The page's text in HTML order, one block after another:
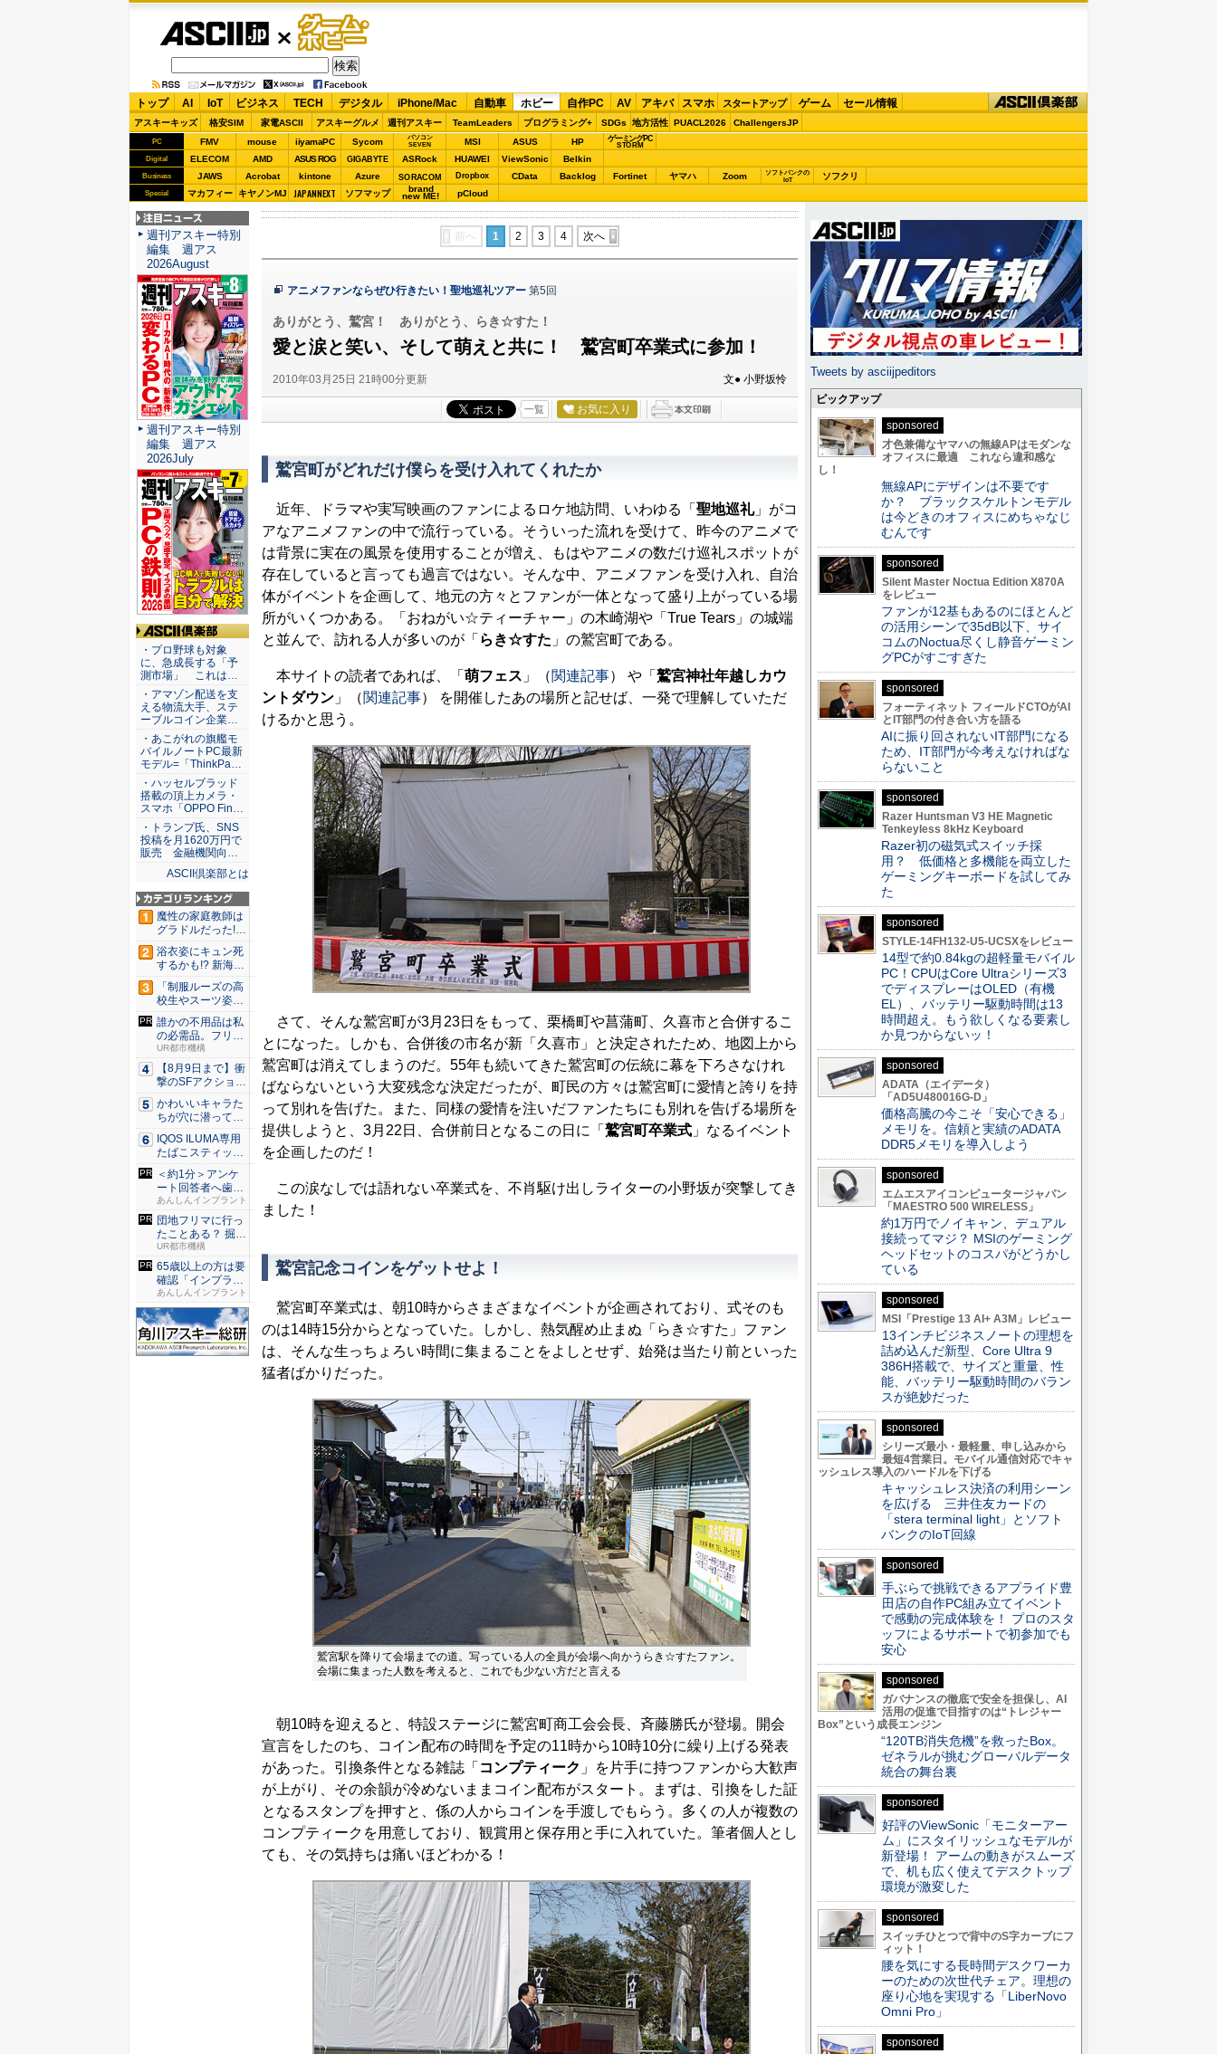
ゲーム・
ホビー
トップ AI IoT ビジネス TECH デジタル iPhone/Mac 自動車 ホビー 自作PC AV アキバ スマホ スタートアップ ゲーム セール情報
アスキーキッズ 格安SIM 家電ASCII アスキーグルメ 週刊アスキー TeamLeaders プログラミング+ SDGs 地方活性 PUACL2026 ChallengersJP
PC FMV mouse iiyamaPC Sycom
パソコン
SEVEN
MSI ASUS HP ゲーミングPC
STORM
Digital ELECOM AMD ASUS ROG GIGABYTE ASRock HUAWEI ViewSonic Belkin
Business JAWS Acrobat kintone Azure SORACOM Dropbox CData Backlog Fortinet ヤマハ Zoom
ソフトバンクの
IoT
ソフクリ
Special マカフィー キヤノンMJ JAPANNEXT ソフマップ brand
new ME! pCloud
前へ 1 2 3 4 次へ
アニメファンならぜひ行きたい！聖地巡礼ツアー 第5回
ありがとう、鷲宮！ ありがとう、らき☆すた！
愛と涙と笑い、そして萌えと共に！ 鷲宮町卒業式に参加！
2010年03月25日 21時00分更新 文● 小野坂怜
一覧 お気に入り
鷲宮町がどれだけ僕らを受け入れてくれたか
近年、ドラマや実写映画のファンによるロケ地訪問、いわゆる「 聖地巡礼」がコ
アなアニメファンの中で流行っている。そういった流れを受けて、昨今のアニメで
は背景に実在の風景を使用することが増え、もはやアニメの数だけ巡礼スポットが
存在していると言っても過言ではない。そんな中、アニメファンを受け入れ、自治
体がイベントを企画して、地元の方々とファンが一体となって盛り上がっている場
所がいくつかある。「おねがい☆ティーチャー」の木崎湖や「True Tears」の城端
と並んで、訪れる人が多いのが「 らき☆すた 」の鷲宮町である。
本サイトの読者であれば、「 萌フェス 」（関連記事） や「 鷲宮神社年越しカウ
ントダウン 」（関連記事） を開催したあの場所と記せば、一発で理解していただ
けるかと思う。
さて、そんな鷲宮町が3月23日をもって、栗橋町や菖蒲町、久喜市と合併するこ
とになった。しかも、合併後の市名が新「久喜市」と決定されたため、地図上から
鷲宮町は消えてしまうのだ。55年も続いてきた鷲宮町の伝統に幕を下ろさなけれ
ばならないという大変残念な決定だったが、町民の方々は鷲宮町に愛情と誇りを持
って別れを告げた。また、同様の愛情を注いだファンたちにも別れを告げる場所を
提供しようと、3月22日、合併前日となるこの日に「 鷲宮町卒業式 」なるイベント
を企画したのだ！
この涙なしでは語れない卒業式を、不肖駆け出しライターの小野坂が突撃してき
ました！
鷲宮記念コインをゲットせよ！
鷲宮町卒業式は、朝10時からさまざまなイベントが企画されており、式そのも
のは14時15分からとなっていた。しかし、熱気醒め止まぬ「らき☆すた」ファン
は、そんな生っちょろい時間に集まることをよしとせず、始発は当たり前といった
猛者ばかりだった。
鷲宮駅を降りて会場までの道。写っている人の全員が会場へ向かうらき☆すたファン。
会場に集まった人数を考えると、これでも少ない方だと言える
朝10時を迎えると、特設ステージに鷲宮町商工会会長、斉藤勝氏が登場。開会
宣言をしたのち、コイン配布の時間を予定の11時から10時10分に繰り上げる発表
があった。引換条件となる雑誌「 コンプティーク 」を片手に持つファンから大歓声
が上がり、その余韻が冷めないままコイン配布がスタート。まずは、引換をした証
となるスタンプを押すと、係の人からコインを手渡しでもらう。多くの人が複数の
コンプティークを用意しており、観賞用と保存用と手に入れていた。筆者個人とし
ても、その気持ちは痛いほどわかる！
注目ニュース
週刊アスキー特別
編集 週アス
2026August
週刊アスキー特別
編集 週アス
2026July
ASCII倶楽部
・プロ野球も対象
に、急成長する「予
測市場」 これは…
・アマゾン配送を支
える物流大手、ステ
ーブルコイン企業…
・あこがれの旗艦モ
バイルノートPC最新
モデル=「ThinkPa…
・ハッセルブラッド
搭載の頂上カメラ・
スマホ「OPPO Fin…
・トランプ氏、SNS
投稿を月1620万円で
販売 金融機関向…
ASCII倶楽部とは
魔性の家庭教師は
グラドルだった!?
村雨...
浴衣姿にキュン死
するかも!? 新海ま
きが...
「制服ルーズの高
校生やスーツ姿の
OLを演...
誰かの不用品は私
の必需品。フリマ
に参加し...
UR都市機構
【8月9日まで】衝
撃のSFアクション
『G...
かわいいキャラた
ちが穴に潜ってひ
どい目に...
IQOS ILUMA専用
たばこスティッ
ク...
＜約1分＞アンケ
ート回答者へ歯科
医師が監...
あんしんインプラント
団地フリマに行っ
たことある？ 掘り
出し物...
UR都市機構
65歳以上の方は要
確認「インプラン
トは保...
あんしんインプラント
Tweets by asciijpeditors
ピックアップ
sponsored
才色兼備なヤマハの無線APはモダンな
オフィスに最適 これなら違和感な
し！
無線APにデザインは不要です
か？ ブラックスケルトンモデル
は今どきのオフィスにめちゃなじ
むんです
sponsored
Silent Master Noctua Edition X870A
をレビュー
ファンが12基もあるのにほとんど
の活用シーンで35dB以下、サイ
コムのNoctua尽くし静音ゲーミン
グPCがすごすぎた
sponsored
フォーティネット フィールドCTOがAI
とIT部門の付き合い方を語る
AIに振り回されないIT部門になる
ため、IT部門が今考えなければな
らないこと
sponsored
Razer Huntsman V3 HE Magnetic
Tenkeyless 8kHz Keyboard
Razer初の磁気式スイッチ採
用？ 低価格と多機能を両立した
ゲーミングキーボードを試してみ
た
sponsored
STYLE-14FH132-U5-UCSXをレビュー
14型で約0.84kgの超軽量モバイル
PC！CPUはCore Ultraシリーズ3
でディスプレーはOLED（有機
EL）、バッテリー駆動時間は13
時間超え。もう欲しくなる要素し
か見つからないッ！
sponsored
ADATA（エイデータ）
「AD5U480016G-D」
価格高騰の今こそ「安心できる」
メモリを。信頼と実績のADATA
DDR5メモリを導入しよう
sponsored
エムエスアイコンピュータージャパン
「MAESTRO 500 WIRELESS」
約1万円でノイキャン、デュアル
接続ってマジ？ MSIのゲーミング
ヘッドセットのコスパがどうかし
ている
sponsored
MSI「Prestige 13 AI+ A3M」レビュー
13インチビジネスノートの理想を
詰め込んだ新型、Core Ultra 9
386H搭載で、サイズと重量、性
能、バッテリー駆動時間のバラン
スが絶妙だった
sponsored
シリーズ最小・最軽量、申し込みから
最短4営業日。モバイル通信対応でキャ
ッシュレス導入のハードルを下げる
キャッシュレス決済の利用シーン
を広げる 三井住友カードの
「stera terminal light」とソフト
バンクのIoT回線
sponsored
手ぶらで挑戦できるアプライド豊
田店の自作PC組み立てイベント
で感動の完成体験を！ プロのスタ
ッフによるサポートで初参加でも
安心
sponsored
ガバナンスの徹底で安全を担保し、AI
活用の促進で目指すのは“トレジャー
Box”という成長エンジン
“120TB消失危機”を救ったBox。
ゼネラルが挑むグローバルデータ
統合の舞台裏
sponsored
好評のViewSonic「モニターアー
ム」にスタイリッシュなモデルが
新登場！ アームの動きがスムーズ
で、机も広く使えてデスクトップ
環境が激変した
sponsored
スイッチひとつで背中のS字カーブにフ
ィット！
腰を気にする長時間デスクワーカ
ーのための次世代チェア。理想の
座り心地を実現する「LiberNovo
Omni Pro」
sponsored